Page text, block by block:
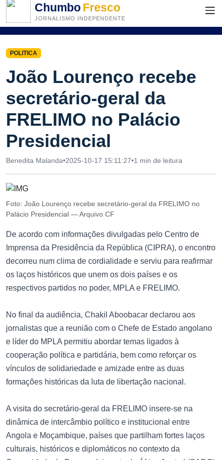
ChumboFresco
JORNALISMO INDEPENDENTE
POLITICA
João Lourenço recebe
secretário-geral da
FRELIMO no Palácio
Presidencial
Benedita Malanda•2025-10-17 15:11:27•1 min de leitura
Foto: João Lourenço recebe secretário-geral da FRELIMO no
Palácio Presidencial — Arquivo CF
De acordo com informações divulgadas pelo Centro de
Imprensa da Presidência da República (CIPRA), o encontro
decorreu num clima de cordialidade e serviu para reafirmar
os laços históricos que unem os dois países e os
respectivos partidos no poder, MPLA e FRELIMO.
No final da audiência, Chakil Aboobacar declarou aos
jornalistas que a reunião com o Chefe de Estado angolano
e líder do MPLA permitiu abordar temas ligados à
cooperação política e partidária, bem como reforçar os
vínculos de solidariedade e amizade entre as duas
formações históricas da luta de libertação nacional.
A visita do secretário-geral da FRELIMO insere-se na
dinâmica de intercâmbio político e institucional entre
Angola e Moçambique, países que partilham fortes laços
culturais, históricos e diplomáticos no contexto da